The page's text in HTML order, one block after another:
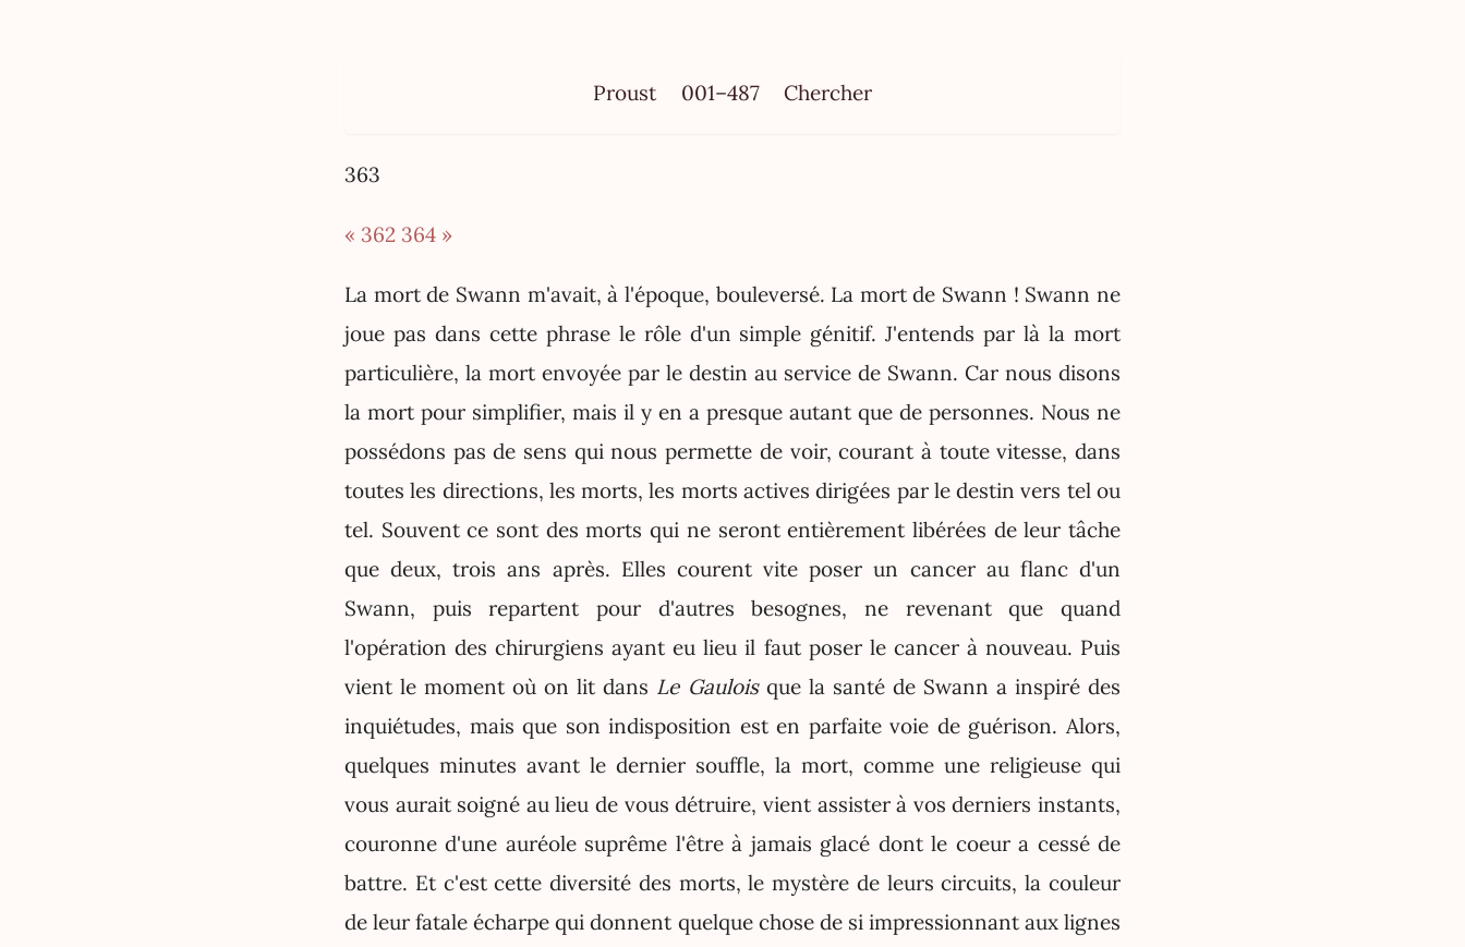
Proust 001–487 Chercher
363
« 362 364 »
La mort de Swann m'avait, à l'époque, bouleversé. La mort de Swann ! Swann ne
joue pas dans cette phrase le rôle d'un simple génitif. J'entends par là la mort
particulière, la mort envoyée par le destin au service de Swann. Car nous disons
la mort pour simplifier, mais il y en a presque autant que de personnes. Nous ne
possédons pas de sens qui nous permette de voir, courant à toute vitesse, dans
toutes les directions, les morts, les morts actives dirigées par le destin vers tel ou
tel. Souvent ce sont des morts qui ne seront entièrement libérées de leur tâche
que deux, trois ans après. Elles courent vite poser un cancer au flanc d'un
Swann, puis repartent pour d'autres besognes, ne revenant que quand
l'opération des chirurgiens ayant eu lieu il faut poser le cancer à nouveau. Puis
vient le moment où on lit dans Le Gauloisque la santé de Swann a inspiré des
inquiétudes, mais que son indisposition est en parfaite voie de guérison. Alors,
quelques minutes avant le dernier souffle, la mort, comme une religieuse qui
vous aurait soigné au lieu de vous détruire, vient assister à vos derniers instants,
couronne d'une auréole suprême l'être à jamais glacé dont le coeur a cessé de
battre. Et c'est cette diversité des morts, le mystère de leurs circuits, la couleur
de leur fatale écharpe qui donnent quelque chose de si impressionnant aux lignes